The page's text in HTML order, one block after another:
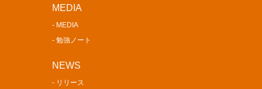
MEDIA
- MEDIA
- 勉強ノート
NEWS
- リリース